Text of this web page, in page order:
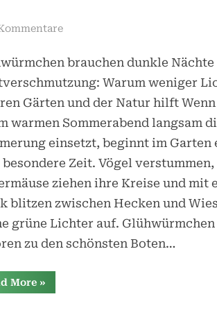
zu
brauchen dunkle Nächte
Warum weniger
Gärten und der Natur hilft Wenn
warmen Sommerabend langsam
einsetzt, beginnt im Garten
besondere Zeit. Vögel verstummen,
ziehen ihre Kreise und mit
blitzen zwischen Hecken und
grüne Lichter auf. Glühwürmchen
zu den schönsten Boten…
More“Lichtverschmutzung”
»